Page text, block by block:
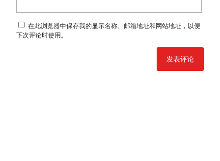
在此浏览器中保存我的显示名称、邮箱地址和网站地址，以便
下次评论时使用。